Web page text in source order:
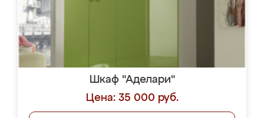
Шкаф "Аделари"
Цена: 35 000 руб.